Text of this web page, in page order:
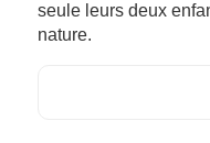
seule leurs deux
nature.